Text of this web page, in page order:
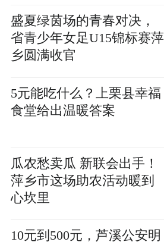
盛夏绿茵场的青春对决，
省青少年女足U15锦标赛萍
乡圆满收官
5元能吃什么？上栗县幸福
食堂给出温暖答案
瓜农愁卖瓜 新联会出手！
萍乡市这场助农活动暖到
心坎里
10元到500元，芦溪公安明